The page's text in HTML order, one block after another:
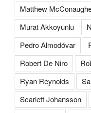
Matthew
Murat Akkoyunlu
Pedro Almodóvar
Robert De Niro
Ryan Reynolds
Scarlett Johansson